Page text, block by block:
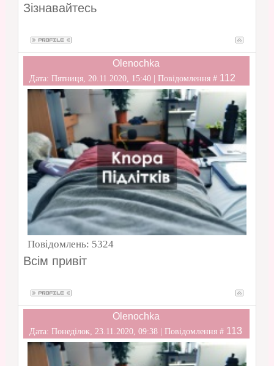
Зізнавайтесь
Olenochka
Дата: Пятниця, 20.11.2020, 15:40 | Повідомлення # 112
Повідомлень: 5324
Всім привіт
Olenochka
Дата: Понеділок, 23.11.2020, 09:38 | Повідомлення # 113